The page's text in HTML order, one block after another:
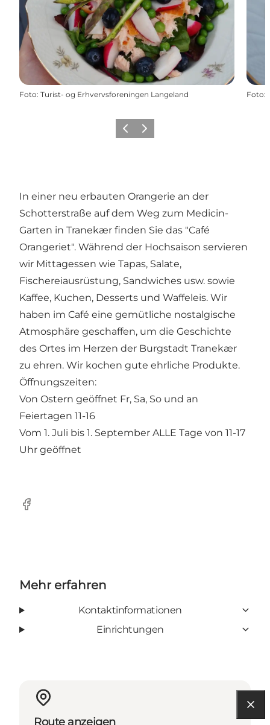
Foto: Turist- og Erhvervsforeningen Langeland Foto:
ZurückWeiter
In einer neu erbauten Orangerie an der
Schotterstraße auf dem Weg zum Medicin-
Garten in Tranekær finden Sie das "Café
Orangeriet". Während der Hochsaison servieren
wir Mittagessen wie Tapas, Salate,
Fischereiausrüstung, Sandwiches usw. sowie
Kaffee, Kuchen, Desserts und Waffeleis. Wir
haben im Café eine gemütliche nostalgische
Atmosphäre geschaffen, um die Geschichte
des Ortes im Herzen der Burgstadt Tranekær
zu ehren. Wir kochen gute ehrliche Produkte.
Öffnungszeiten:
Von Ostern geöffnet Fr, Sa, So und an
Feiertagen 11-16
Vom 1. Juli bis 1. September ALLE Tage von 11-17
Uhr geöffnet
Facebook
Mehr erfahren
Kontaktinformationen
Einrichtungen
Route anzeigen